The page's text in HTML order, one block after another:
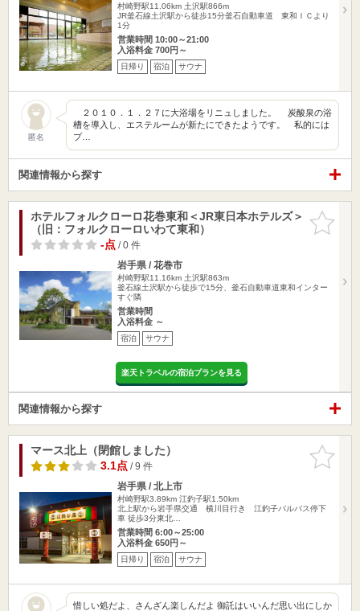
村崎野駅11.06km 土沢駅866m
JR釜石線土沢駅から徒歩15分釜石自動車道 東和ＩＣより
1分
営業時間 10:00～21:00
入浴料金 700円～
日帰り 宿泊 サウナ
匿名
２０１０．１．２７に大浴場をリニュしました。 炭酸泉の浴
槽を導入し、エステルームが新たにできたようです。 私的には
プ…
関連情報から探す
お気に入
りに追加
ホテルフォルクローロ花巻東和＜JR東日本ホテルズ＞
（旧：フォルクローロいわて東和）
-点/ 0 件
岩手県 / 花巻市
村崎野駅11.16km 土沢駅863m
釜石線土沢駅から徒歩で15分、釜石自動車道東和インター
すぐ隣
営業時間
入浴料金 ～
宿泊 サウナ
楽天トラベルの宿泊プランを見る
関連情報から探す
お気に入
りに追加
マース北上（閉館しました）
3.1点/ 9 件
岩手県 / 北上市
村崎野駅3.89km 江釣子駅1.50km
北上駅から岩手県交通 横川目行き 江釣子パルバス停下
車 徒歩3分東北…
営業時間 6:00～25:00
入浴料金 650円～
日帰り 宿泊 サウナ
惜しい処だよ、さんざん楽しんだよ 御託はいいんだ思い出にしか